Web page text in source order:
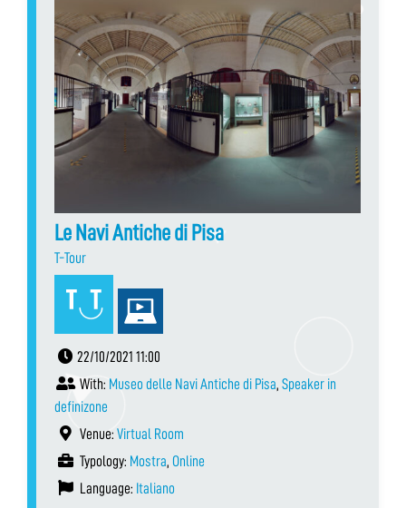
Le Navi Antiche di Pisa
T-Tour
22/10/2021 11:00
With: Museo delle Navi Antiche di Pisa, Speaker in
definizone
Venue: Virtual Room
Typology: Mostra, Online
Language: Italiano